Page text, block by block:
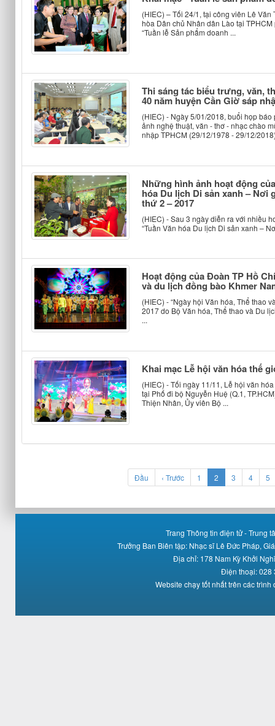
(HIEC) – Tối 24/1, tại công viên Lê
hòa Dân chủ Nhân dân Lào tại
“Tuần lễ Sản phẩm doanh ...
Thi sáng tác biểu trưng, văn,
40 năm huyện Cần Giờ sáp
(HIEC) - Ngày 5/01/2018, buổi họp
ảnh nghệ thuật, văn - thơ - nhạc chào
nhập TPHCM (29/12/1978 - 29/12/
Những hình ảnh hoạt động
hóa Du lịch Di sản xanh –
thứ 2 – 2017
(HIEC) - Sau 3 ngày diễn ra với nhiều
“Tuần Văn hóa Du lịch Di sản xanh –
Hoạt động của Đoàn TP Hồ
và du lịch đồng bào Khmer
(HIEC) - “Ngày hội Văn hóa, Thể thao
2017 do Bộ Văn hóa, Thể thao và Du
...
Khai mạc Lễ hội văn hóa thế
(HIEC) - Tối ngày 11/11, Lễ hội văn
tại Phố đi bộ Nguyễn Huệ (Q.1,
Thiện Nhân, Ủy viên Bộ ...
Đầu ‹ Trước 1 2(current)
3 4 5
Trang Thông tin điện tử - Trung
Trưởng Ban Biên tập: Nhạc sĩ Lê Đức Pháp,
Địa chỉ: 178 Nam Kỳ Khởi
Điện thoại: 028
Website chạy tốt nhất trên các